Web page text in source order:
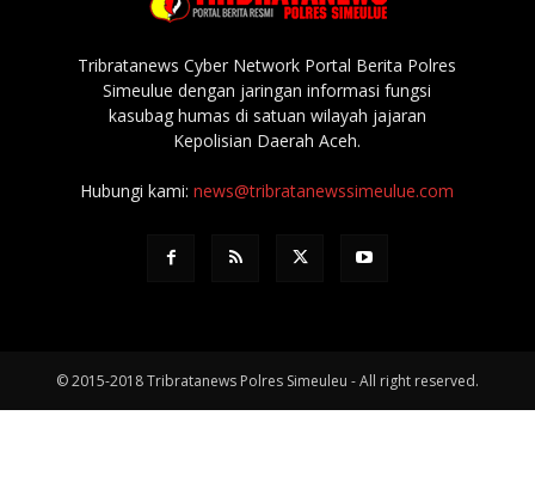
Tribratanews Cyber Network Portal Berita Polres
Simeulue dengan jaringan informasi fungsi
kasubag humas di satuan wilayah jajaran
Kepolisian Daerah Aceh.
Hubungi kami:news@tribratanewssimeulue.com
© 2015-2018 Tribratanews Polres Simeuleu - All right reserved.